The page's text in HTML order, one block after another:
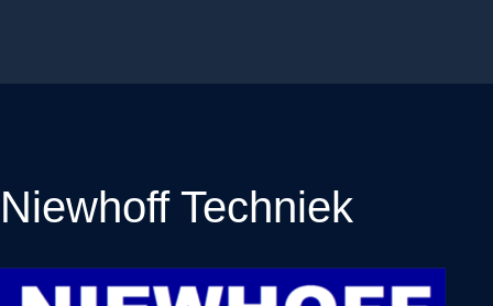
Niewhoff Techniek